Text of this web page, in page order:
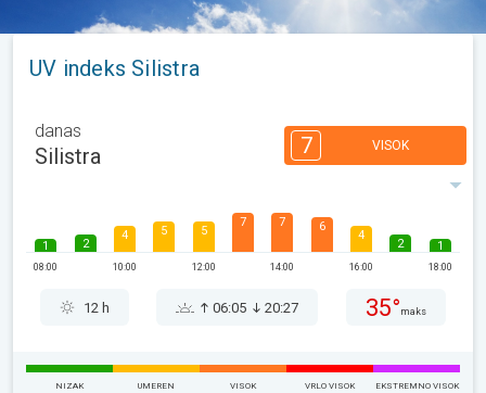
UV indeks Silistra
danas
Silistra 7 VISOK
1
08:00
2
4
10:00
5 5
12:00
7 7
14:00
6
4
16:00
2 1
18:00
12 h 06:05 20:27 35° maks
NIZAK UMEREN VISOK VRLO VISOK EKSTREMNO VISOK